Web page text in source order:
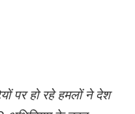
पर हो रहे हमलों ने देश